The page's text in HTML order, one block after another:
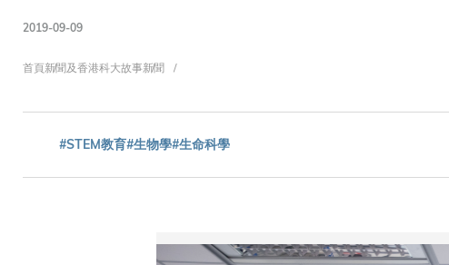
2019-09-09
導
航
首頁新聞及香港科大故事新聞
#STEM教育#生物學#生命科學